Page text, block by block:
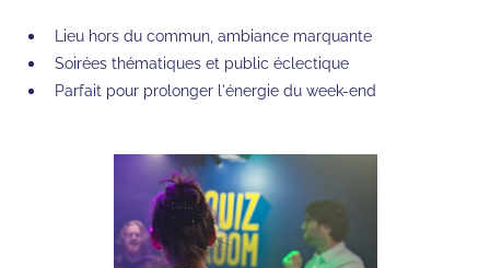
Lieu hors du commun, ambiance marquante
Soirées thématiques et public éclectique
Parfait pour prolonger l'énergie du week-end